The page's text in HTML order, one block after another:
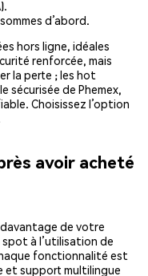
d’abord.
hors ligne, idéales
renforcée, mais
la perte ; les hot
sécurisée de Phemex,
Choisissez l’option
avoir acheté
de votre
à l’utilisation de
fonctionnalité est
et support multilingue